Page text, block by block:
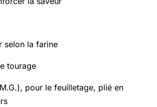
selon la farine
tourage
pour le feuilletage, plié en